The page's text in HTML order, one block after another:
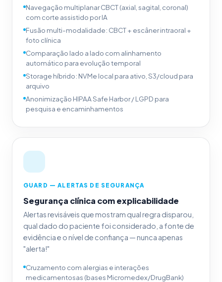
Navegação multiplanar CBCT (axial, sagital, coronal)
com corte assistido por IA
Fusão multi-modalidade: CBCT + escâner intraoral +
foto clínica
Comparação lado a lado com alinhamento
automático para evolução temporal
Storage híbrido: NVMe local para ativo, S3/cloud para
arquivo
Anonimização HIPAA Safe Harbor / LGPD para
pesquisa e encaminhamentos
GUARD — ALERTAS DE SEGURANÇA
Segurança clínica com explicabilidade
Alertas revisáveis que mostram qual regra disparou,
qual dado do paciente foi considerado, a fonte de
evidência e o nível de confiança — nunca apenas
"alerta!"
Cruzamento com alergias e interações
medicamentosas (bases Micromedex/DrugBank)